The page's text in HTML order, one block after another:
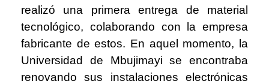
realizó una primera entrega de material
tecnológico, colaborando con la empresa
fabricante de estos. En aquel momento, la
Universidad de Mbujimayi se encontraba
renovando sus instalaciones electrónicas